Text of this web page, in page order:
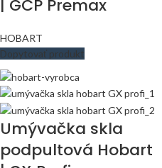
| GCP Premax
HOBART
Dopytovať produkt
Umývačka skla
podpultová Hobart